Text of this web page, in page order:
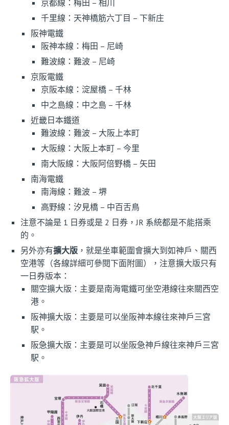
京都線：梅田 – 相川
千里線：天神橋筋六丁目 – 下新庄
阪神電鐵
阪神本線：梅田 – 尼崎
難波線：難波 – 尼崎
京阪電鐵
京阪本線：淀屋橋 – 千林
中之島線：中之島 – 千林
近畿日本鐵道
難波線：難波 – 大阪上本町
大阪線：大阪上本町 – 今里
南大阪線：大阪阿倍野橋 – 矢田
南海電鐵
南海線：難波 – 堺
高野線：汐見橋 – 中百舌鳥
注意不論是 1 日券或是 2 日券，JR 系統都是不能搭乘
的。
另外亦有擴大版 ，就是坐車範圍會擴大到如神戶、關西
空港等（各線詳細可參閱下面附圖），注意擴大版只有
一日券版本：
關空擴大版：主要是南海電鐵可坐空港線往來關西空
港。
阪神擴大版：主要是可以坐阪神本線往來神戶三宮
駅。
阪急擴大版：主要是可以坐阪急神戶線往來神戶三宮
駅。